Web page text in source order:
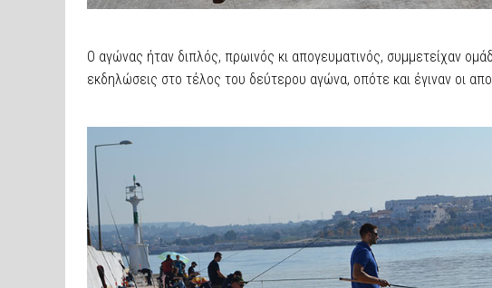
Ο αγώνας ήταν διπλός, πρωινός κι απογευματινός, συμμετείχαν
εκδηλώσεις στο τέλος του δεύτερου αγώνα, οπότε και έγιναν οι